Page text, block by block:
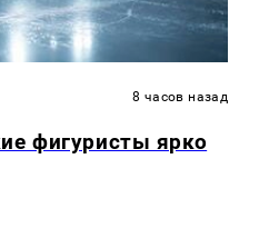
8 часов назад
фигуристы ярко